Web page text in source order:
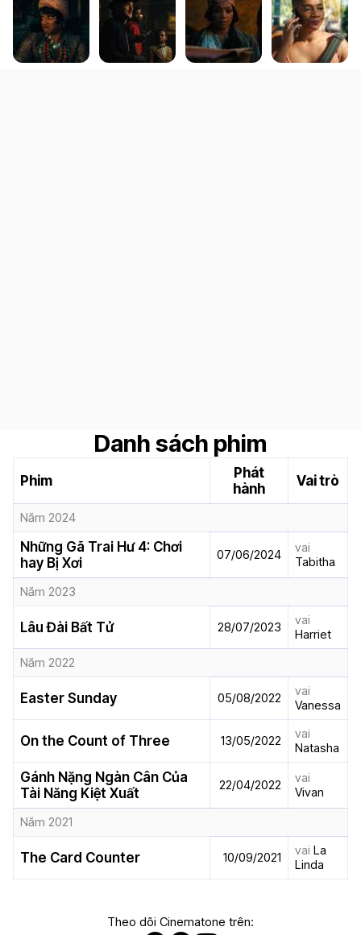
Danh sách phim
Phim
Phát
hành
Vai trò
Năm 2024
Những Gã Trai Hư 4: Chơi
hay Bị Xơi
07/06/2024
vai
Tabitha
Năm 2023
Lâu Đài Bất Tử 28/07/2023
vai
Harriet
Năm 2022
Easter Sunday 05/08/2022
vai
Vanessa
On the Count of Three 13/05/2022
vai
Natasha
Gánh Nặng Ngàn Cân Của
Tài Năng Kiệt Xuất
22/04/2022
vai
Vivan
Năm 2021
The Card Counter 10/09/2021 vai La
Linda
Theo dõi Cinematone trên: